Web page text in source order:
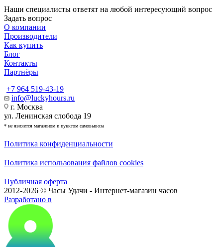
Наши специалисты ответят на любой интересующий вопрос
Задать вопрос
О компании
Производители
Как купить
Блог
Контакты
Партнёры
+7 964 519-43-19
info@luckyhours.ru
г. Москва
ул. Ленинская слобода 19
* не является магазином и пунктом самовывоза
Политика конфиденциальности
Политика использования файлов cookies
Публичная оферта
2012-2026 © Часы Удачи - Интернет-магазин часов
Разработано в